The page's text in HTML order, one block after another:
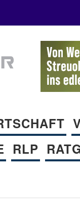
RLP